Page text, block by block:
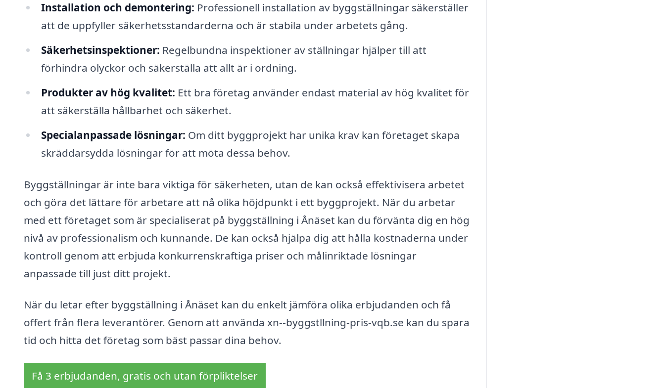
Installation och demontering: Professionell installation av byggställningar säkerställer
att de uppfyller säkerhetsstandarderna och är stabila under arbetets gång.
Säkerhetsinspektioner: Regelbundna inspektioner av ställningar hjälper till att
förhindra olyckor och säkerställa att allt är i ordning.
Produkter av hög kvalitet: Ett bra företag använder endast material av hög kvalitet för
att säkerställa hållbarhet och säkerhet.
Specialanpassade lösningar: Om ditt byggprojekt har unika krav kan företaget skapa
skräddarsydda lösningar för att möta dessa behov.
Byggställningar är inte bara viktiga för säkerheten, utan de kan också effektivisera arbetet
och göra det lättare för arbetare att nå olika höjdpunkt i ett byggprojekt. När du arbetar
med ett företaget som är specialiserat på byggställning i Ånäset kan du förvänta dig en hög
nivå av professionalism och kunnande. De kan också hjälpa dig att hålla kostnaderna under
kontroll genom att erbjuda konkurrenskraftiga priser och målinriktade lösningar
anpassade till just ditt projekt.
När du letar efter byggställning i Ånäset kan du enkelt jämföra olika erbjudanden och få
offert från flera leverantörer. Genom att använda xn--byggstllning-pris-vqb.se kan du spara
tid och hitta det företag som bäst passar dina behov.
Få 3 erbjudanden, gratis och utan förpliktelser